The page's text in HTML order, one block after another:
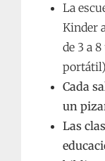
La
Kinder
de 3 a
portátil)
Cada
un
Las